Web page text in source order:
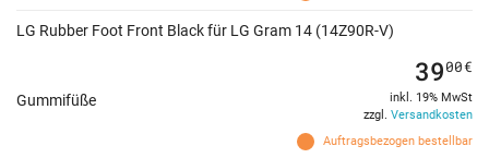
LG Rubber Foot Front Black für LG Gram 14 (14Z90R-V)
Gummifüße
Auftragsbezogen bestellbar
3900€
inkl. 19% MwSt
zzgl. Versandkosten